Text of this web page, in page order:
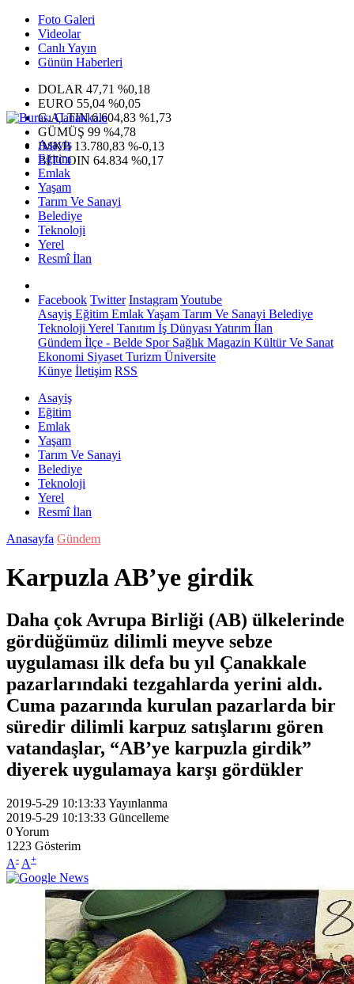
Foto Galeri
Videolar
Canlı Yayın
Günün Haberleri
DOLAR 47,71 %0,18
EURO 55,04 %0,05
G.ALTIN6.604,83 %1,73
GÜMÜŞ 99 %4,78
IMKB 13.780,83 %-0,13
BITCOIN 64.834 %0,17
Asayiş
Eğitim
Emlak
Yaşam
Tarım Ve Sanayi
Belediye
Teknoloji
Yerel
Resmî İlan
Facebook Twitter InstagramYoutube
Asayiş Eğitim EmlakYaşam Tarım Ve Sanayi Belediye
Teknoloji Yerel Tanıtım İş Dünyası Yatırım İlan
Gündem İlçe - Belde SporSağlık Magazin Kültür Ve Sanat
Ekonomi Siyaset Turizm Üniversite
Künye İletişim RSS
Asayiş
Eğitim
Emlak
Yaşam
Tarım Ve Sanayi
Belediye
Teknoloji
Yerel
Resmî İlan
Anasayfa Gündem
Karpuzla AB’ye girdik
Daha çok Avrupa Birliği (AB) ülkelerinde
gördüğümüz dilimli meyve sebze
uygulaması ilk defa bu yıl Çanakkale
pazarlarındaki tezgahlarda yerini aldı.
Cuma pazarında kurulan pazarlarda bir
süredir dilimli karpuz satışlarını gören
vatandaşlar, “AB’ye karpuzla girdik”
diyerek uygulamaya karşı gördükler
2019-5-29 10:13:33Yayınlanma
2019-5-29 10:13:33 Güncelleme
0Yorum
1223 Gösterim
A- A+